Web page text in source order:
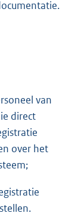
van
direct
over het